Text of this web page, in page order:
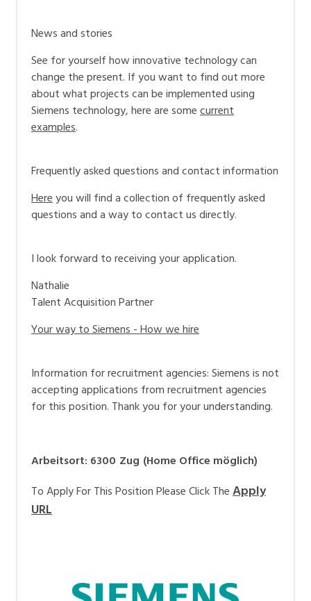
News and stories
See for yourself how innovative technology can
change the present. If you want to find out more
about what projects can be implemented using
Siemens technology, here are somecurrent
examples.
Frequently asked questions and contact information
Hereyou will find a collection of frequently asked
questions and a way to contact us directly.
I look forward to receiving your application.
Nathalie
Talent Acquisition Partner
Your way to Siemens - How we hire
Information for recruitment agencies: Siemens is not
accepting applications from recruitment agencies
for this position. Thank you for your understanding.
Arbeitsort: 6300 Zug (Home Office möglich)
To Apply For This Position Please Click TheApply
URL